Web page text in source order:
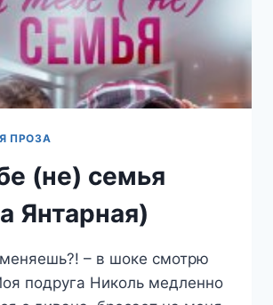
ПРОЗА
(не) семья
Янтарная)
– в шоке смотрю
подруга Николь медленно